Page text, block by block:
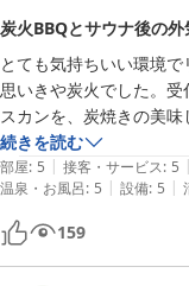
炭火BBQとサウナ後の
とても気持ちいい環境
思いきや炭火でした。
スカンを、炭焼きの美
しめました。7月の連休
いでした！
温泉スパでは、サウナの
ナにはあんまり興味が
で、床が結構滑りやすい
です。
続きを読む
部屋: 5 | 接客・サービス: 5 |
温泉・お風呂: 5 | 設備: 5 |
159